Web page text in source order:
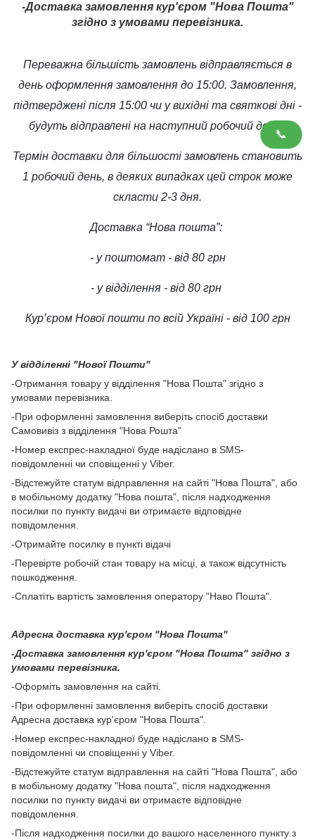
📞
-Доставка замовлення кур'єром "Нова Пошта"
згідно з умовами перевізника.
Переважна більшість замовлень відправляється в
день оформлення замовлення до 15:00. Замовлення,
підтверджені після 15:00 чи у вихідні та святкові дні -
будуть відправлені на наступний робочий день.
Термін доставки для більшості замовлень становить
1 робочий день, в деяких випадках цей строк може
скласти 2-3 дня.
Доставка “Нова пошта”:
- у поштомат - від 80 грн
- у відділення - від 80 грн
Кур’єром Нової пошти по всій Україні - від 100 грн
У відділенні "Нової Пошти"
-Отримання товару у відділення "Нова Пошта" згідно з
умовами перевізника.
-При оформленні замовлення виберіть спосіб доставки
Самовивіз з відділення "Нова Рошта"
-Номер експрес-накладної буде надіслано в SMS-
повідомленні чи сповіщенні у Viber.
-Відстежуйте статум відправлення на сайті "Нова Пошта", або
в мобільному додатку "Нова пошта", після надходження
посилки по пункту видачі ви отримаєте відповідне
повідомлення.
-Отримайте посилку в пункті відачі
-Перевірте робочій стан товару на місці, а також відсутність
пошкодження.
-Сплатіть вартість замовлення оператору "Наво Пошта".
Адресна доставка кур'єром "Нова Пошта"
-Доставка замовлення кур'єром "Нова Пошта" згідно з
умовами перевізника.
-Оформіть замовлення на сайті.
-При оформленні замовлення виберіть спосіб доставки
Адресна доставка кур'єром "Нова Пошта".
-Номер експрес-накладної буде надіслано в SMS-
повідомленні чи сповіщенні у Viber.
-Відстежуйте статум відправлення на сайті "Нова Пошта", або
в мобільному додатку "Нова пошта", після надходження
посилки по пункту видачі ви отримаєте відповідне
повідомлення.
-Після надходження посилки до вашого населенного пункту з